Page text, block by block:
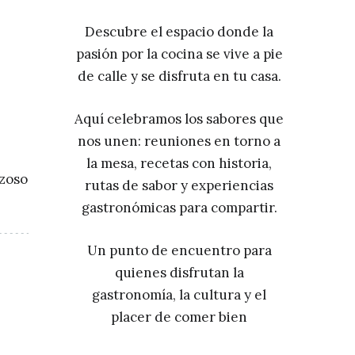
Descubre el espacio donde la
pasión por la cocina se vive a pie
de calle y se disfruta en tu casa.
Aquí celebramos los sabores que
nos unen: reuniones en torno a
la mesa, recetas con historia,
rutas de sabor y experiencias
gastronómicas para compartir.
Un punto de encuentro para
quienes disfrutan la
gastronomía, la cultura y el
placer de comer bien